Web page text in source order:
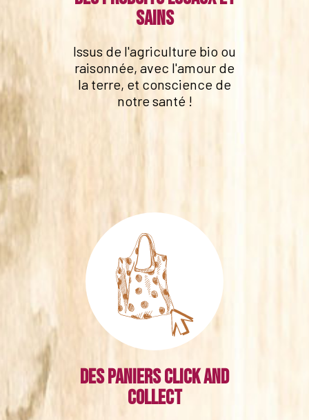
sains
Issus de l'agriculture bio ou
raisonnée, avec l'amour de
la terre, et conscience de
notre santé !
Des paniers click and
collect